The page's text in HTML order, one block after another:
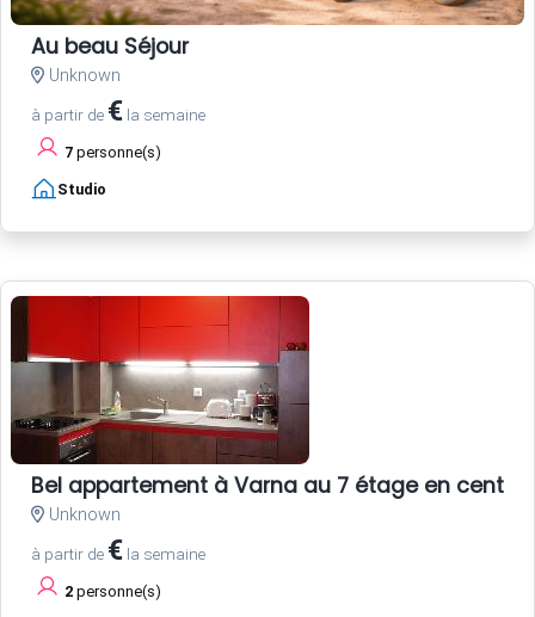
Au beau Séjour
Unknown
à partir de € la semaine
7 personne(s)
Studio
Bel appartement à Varna au 7 étage en centre
Unknown
à partir de € la semaine
2 personne(s)